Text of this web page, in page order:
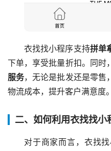
衣找找小程序支持拼单
下单，享受批量折扣。同时
服务，无论是批发还是零售
物流成本，提升客户满意度。
二、如何利用衣找找小
对于商家而言，衣找